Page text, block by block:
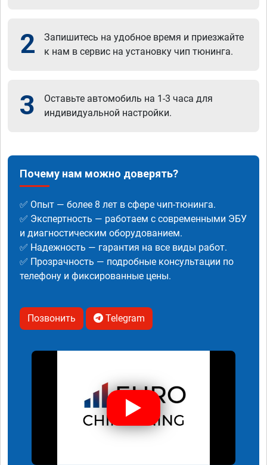
2
Запишитесь на удобное время и приезжайте
к нам в сервис на установку чип тюнинга.
3
Оставьте автомобиль на 1-3 часа для
индивидуальной настройки.
Почему нам можно доверять?
✅ Опыт — более 8 лет в сфере чип-тюнинга.
✅ Экспертность — работаем с современными ЭБУ
и диагностическим оборудованием.
✅ Надежность — гарантия на все виды работ.
✅ Прозрачность — подробные консультации по
телефону и фиксированные цены.
Позвонить Telegram